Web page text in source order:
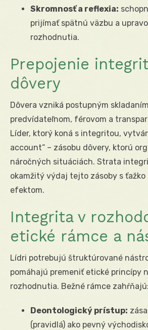
Skromnosť a reflexia:
prijímať spätnú väzbu a
rozhodnutia.
Prepojenie
dôvery
Dôvera vzniká postupným
predvídateľnom, férovom a
Líder, ktorý koná s integritou,
account“ – zásobu dôvery, ktorú
náročných situáciách. Strata
okamžitý výdaj tejto zásoby s
efektom.
Integrita v
etické rámce a
Lídri potrebujú štruktúrované
pomáhajú premeniť etické princípy
rozhodnutia. Bežné rámce zahŕňajú:
Deontologický prístup:
(pravidlá) ako pevný